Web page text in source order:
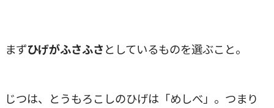
まずひげがふさふさとしているものを選ぶこと。
じつは、とうもろこしのひげは「めしべ」。つまり